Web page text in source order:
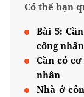
Có thể bạn
Bài 5:
công
Cần có
nhân
Nhà ở